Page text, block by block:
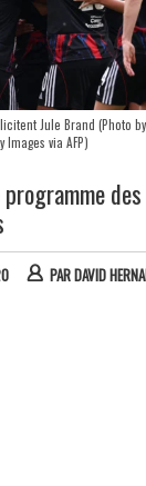
Jule Brand (Photo
Images via AFP)
programme des
PARDAVID